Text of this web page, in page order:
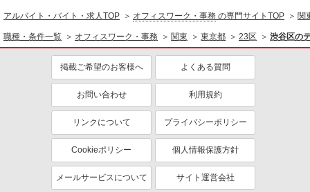
アルバイト・バイト・求人TOP オフィスワーク・事務 の専門サイトTOP 関
職種・条件一覧 オフィスワーク・事務 関東 東京都 23区 渋谷区の
掲載ご希望のお客様へ よくある質問
お問い合わせ 利用規約
リンクについて プライバシーポリシー
Cookieポリシー 個人情報保護方針
メールサービスについて サイト運営会社